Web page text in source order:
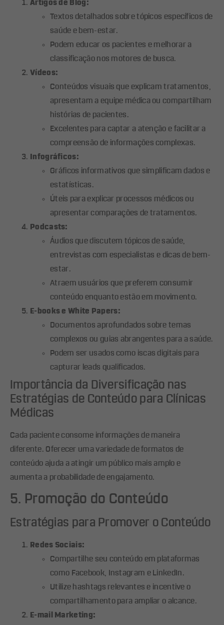
Artigos de Blog:
Textos detalhados sobre tópicos específicos de
saúde e bem-estar.
Podem educar os pacientes e melhorar a
classificação nos motores de busca.
Vídeos:
Conteúdos visuais que explicam tratamentos,
apresentam a equipe médica ou compartilham
histórias de pacientes.
Excelentes para captar a atenção e facilitar a
compreensão de informações complexas.
Infográficos:
Gráficos informativos que simplificam dados e
estatísticas.
Úteis para explicar processos médicos ou
apresentar comparações de tratamentos.
Podcasts:
Áudios que discutem tópicos de saúde,
entrevistas com especialistas e dicas de bem-
estar.
Atraem usuários que preferem consumir
conteúdo enquanto estão em movimento.
E-books e White Papers:
Documentos aprofundados sobre temas
complexos ou guias abrangentes para a saúde.
Podem ser usados como iscas digitais para
capturar leads qualificados.
Importância da Diversificação nas
Estratégias de Conteúdo para Clínicas
Médicas
Cada paciente consome informações de maneira
diferente. Oferecer uma variedade de formatos de
conteúdo ajuda a atingir um público mais amplo e
aumenta a probabilidade de engajamento.
5. Promoção do Conteúdo
Estratégias para Promover o Conteúdo
Redes Sociais:
Compartilhe seu conteúdo em plataformas
como Facebook, Instagram e LinkedIn.
Utilize hashtags relevantes e incentive o
compartilhamento para ampliar o alcance.
E-mail Marketing: